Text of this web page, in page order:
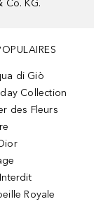
Co. KG.
di Giò
Collection
des Fleurs
Royale